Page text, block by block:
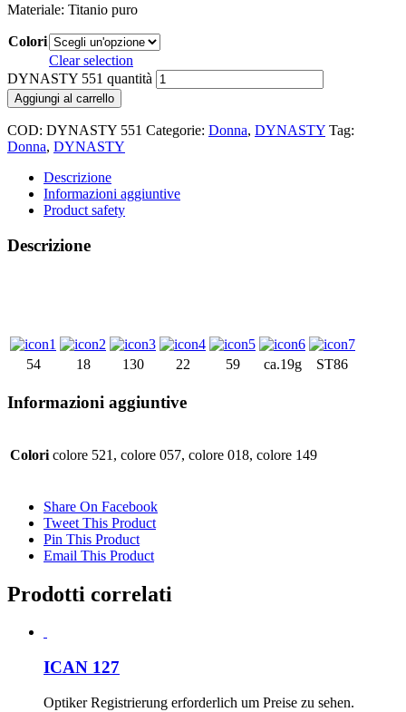
Materiale: Titanio puro
Colori
Clear selection
DYNASTY 551 quantità
Aggiungi al carrello
COD: DYNASTY 551 Categorie: Donna, DYNASTY Tag:
Donna, DYNASTY
Descrizione
Informazioni aggiuntive
Product safety
Descrizione
54 18 130 22 59 ca.19g ST86
Informazioni aggiuntive
Colori colore 521, colore 057, colore 018, colore 149
Share On Facebook
Tweet This Product
Pin This Product
Email This Product
Prodotti correlati
ICAN 127
Optiker Registrierung erforderlich um Preise zu sehen.